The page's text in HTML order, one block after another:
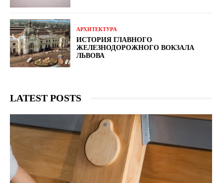
АРХИТЕКТУРА
ИСТОРИЯ ГЛАВНОГО
ЖЕЛЕЗНОДОРОЖНОГО ВОКЗАЛА
ЛЬВОВА
LATEST POSTS